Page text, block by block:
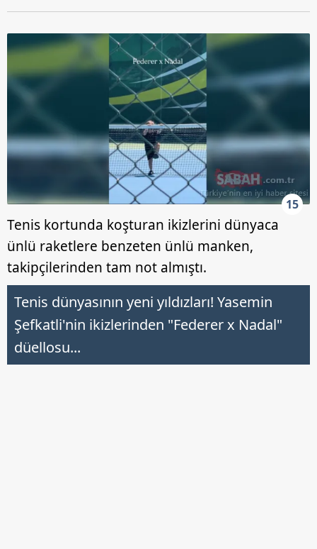
15
Tenis kortunda koşturan ikizlerini dünyaca
ünlü raketlere benzeten ünlü manken,
takipçilerinden tam not almıştı.
Tenis dünyasının yeni yıldızları! Yasemin
Şefkatli'nin ikizlerinden "Federer x Nadal"
düellosu...